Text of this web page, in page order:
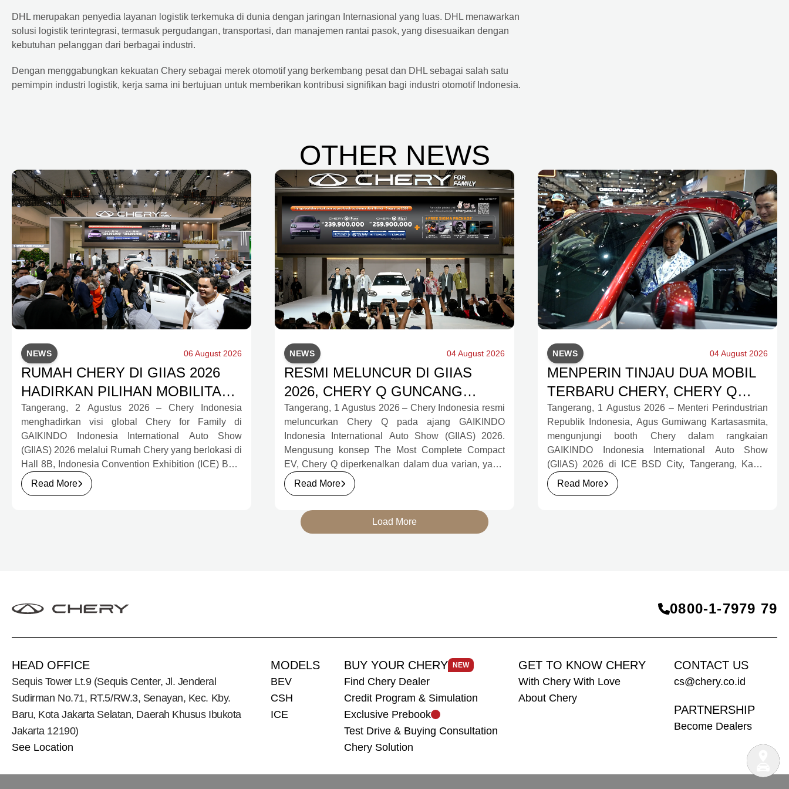
DHL merupakan penyedia layanan logistik terkemuka di dunia dengan jaringan Internasional yang luas. DHL menawarkan
solusi logistik terintegrasi, termasuk pergudangan, transportasi, dan manajemen rantai pasok, yang disesuaikan dengan
kebutuhan pelanggan dari berbagai industri.
Dengan menggabungkan kekuatan Chery sebagai merek otomotif yang berkembang pesat dan DHL sebagai salah satu
pemimpin industri logistik, kerja sama ini bertujuan untuk memberikan kontribusi signifikan bagi industri otomotif Indonesia.
OTHER NEWS
NEWS 06 August 2026
RUMAH CHERY DI GIIAS 2026
HADIRKAN PILIHAN MOBILITAS
LENGKAP DAN PROGRAM
APRESIASI KONSUMEN
BERNILAI HAMPIR RP1 MILIAR
Tangerang, 2 Agustus 2026 – Chery Indonesia
menghadirkan visi global Chery for Family di
GAIKINDO Indonesia International Auto Show
(GIIAS) 2026 melalui Rumah Chery yang berlokasi di
Hall 8B, Indonesia Convention Exhibition (ICE) BSD
City. Mengusung konsep rumah yang hangat dan
inklusif, Chery menghadirkan pengalaman
Read More
NEWS 04 August 2026
RESMI MELUNCUR DI GIIAS
2026, CHERY Q GUNCANG
PASAR OTOMOTIF MELALUI
HARGA SPESIAL MULAI RP239,9
JUTA
Tangerang, 1 Agustus 2026 – Chery Indonesia resmi
meluncurkan Chery Q pada ajang GAIKINDO
Indonesia International Auto Show (GIIAS) 2026.
Mengusung konsep The Most Complete Compact
EV, Chery Q diperkenalkan dalam dua varian, yakni
Chery Q Pure dan Chery Q Rizz, untuk
mengakomodasi kebutuhan mobilitas serta
Read More
NEWS 04 August 2026
MENPERIN TINJAU DUA MOBIL
TERBARU CHERY, CHERY Q
DAN J6T CSH YANG JADI
SOROTAN DI GIIAS 2026
Tangerang, 1 Agustus 2026 – Menteri Perindustrian
Republik Indonesia, Agus Gumiwang Kartasasmita,
mengunjungi booth Chery dalam rangkaian
GAIKINDO Indonesia International Auto Show
(GIIAS) 2026 di ICE BSD City, Tangerang, Kamis
(30/7). Dalam kunjungan tersebut, Menteri
Perindustrian meninjau dua produk elektrifikasi
Read More
Load More
0800‑1‑7979 79
HEAD OFFICE
Sequis Tower Lt.9 (Sequis Center, Jl. Jenderal
Sudirman No.71, RT.5/RW.3, Senayan, Kec. Kby.
Baru, Kota Jakarta Selatan, Daerah Khusus Ibukota
Jakarta 12190)
See Location
MODELS
BEV
CSH
ICE
BUY YOUR CHERY NEW
Find Chery Dealer
Credit Program & Simulation
Exclusive Prebook
Test Drive & Buying Consultation
Chery Solution
GET TO KNOW CHERY
With Chery With Love
About Chery
CONTACT US
cs@chery.co.id
PARTNERSHIP
Become Dealers